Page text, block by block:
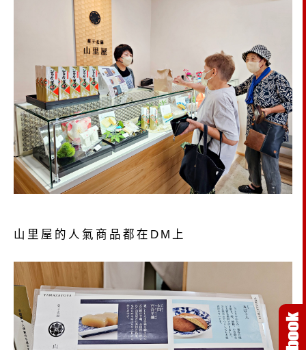
山里屋的人氣商品都在DM上